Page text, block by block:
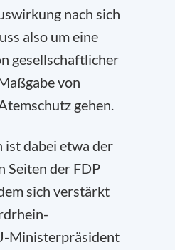
nach sich
also um eine
gesellschaftlicher
von
gehen.
dabei etwa der
Seiten der FDP
sich verstärkt
Ministerpräsident